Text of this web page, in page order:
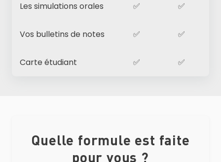
Les simulations orales ✅ ✅
Vos bulletins de notes ✅ ✅
Carte étudiant ✅ ✅
Quelle formule est faite
pour vous ?